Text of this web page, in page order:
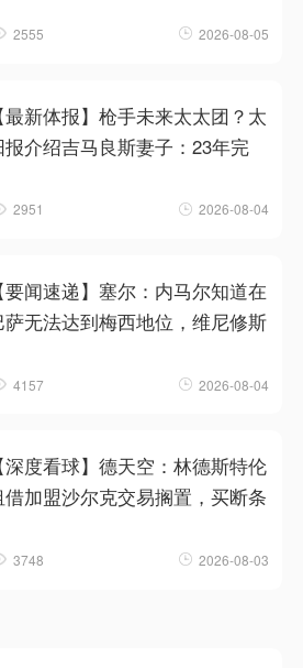
2555 2026-08-05
最新体报】枪手未来太太团？太
报介绍吉马良斯妻子：23年完
2951 2026-08-04
要闻速递】塞尔：内马尔知道在
萨无法达到梅西地位，维尼修斯
4157 2026-08-04
深度看球】德天空：林德斯特伦
借加盟沙尔克交易搁置，买断条
3748 2026-08-03